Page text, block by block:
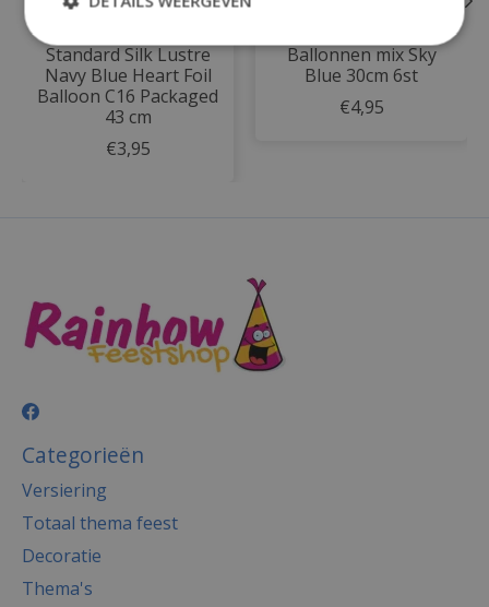
Standard Silk Lustre
Navy Blue Heart Foil
Balloon C16 Packaged
43 cm
€3,95
Ballonnen mix Sky
Blue 30cm 6st
€4,95
Categorieën
Versiering
Totaal thema feest
Decoratie
Thema's